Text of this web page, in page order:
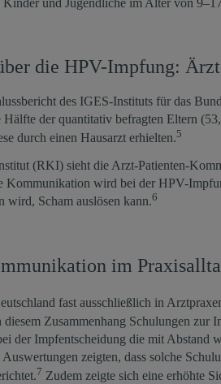
und Jugendliche im Alter von
die HPV-Impfung:
des IGES-Instituts für das
Hälfte der quantitativ befragten Eltern
durch einen Hausarzt erhielten.5
(RKI) sieht die Arzt-Patienten-
Kommunikation wird bei der HPV-
wird, Scham auslösen kann.6
im
fast ausschließlich in
diesem Zusammenhang Schulungen
der Impfentscheidung die mit Abstand
Auswertungen zeigten, dass solche
7 Zudem zeigte sich eine erhöhte